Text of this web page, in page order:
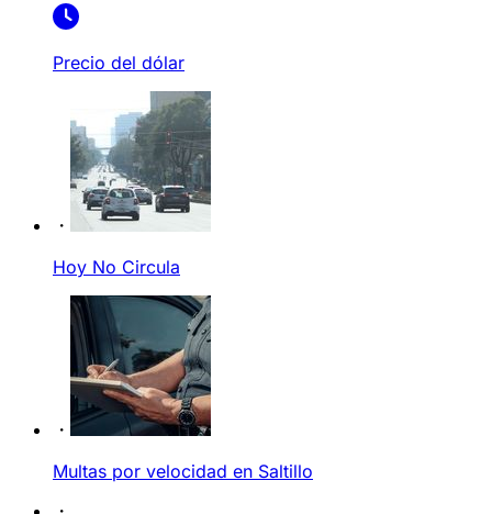
Precio del dólar
Hoy No Circula
Multas por velocidad en Saltillo